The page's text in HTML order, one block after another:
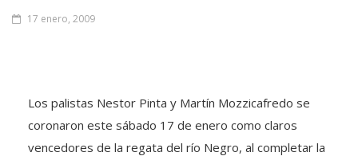
17 enero, 2009
Los palistas Nestor Pinta y Martín Mozzicafredo se
coronaron este sábado 17 de enero como claros
vencedores de la regata del río Negro, al completar la